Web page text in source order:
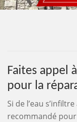
Faites appel
pour la
Si de l’eau
recommandé